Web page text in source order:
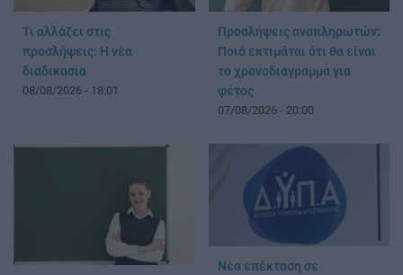
Τι αλλάζει στις
προσλήψεις: Η νέα
διαδικασία
08/08/2026 - 18:01
Προσλήψεις αναπληρωτών:
Ποιό εκτιμάται ότι θα είναι
το χρονοδιάγραμμα για
φέτος
07/08/2026 - 20:00
Νέα επέκταση σε